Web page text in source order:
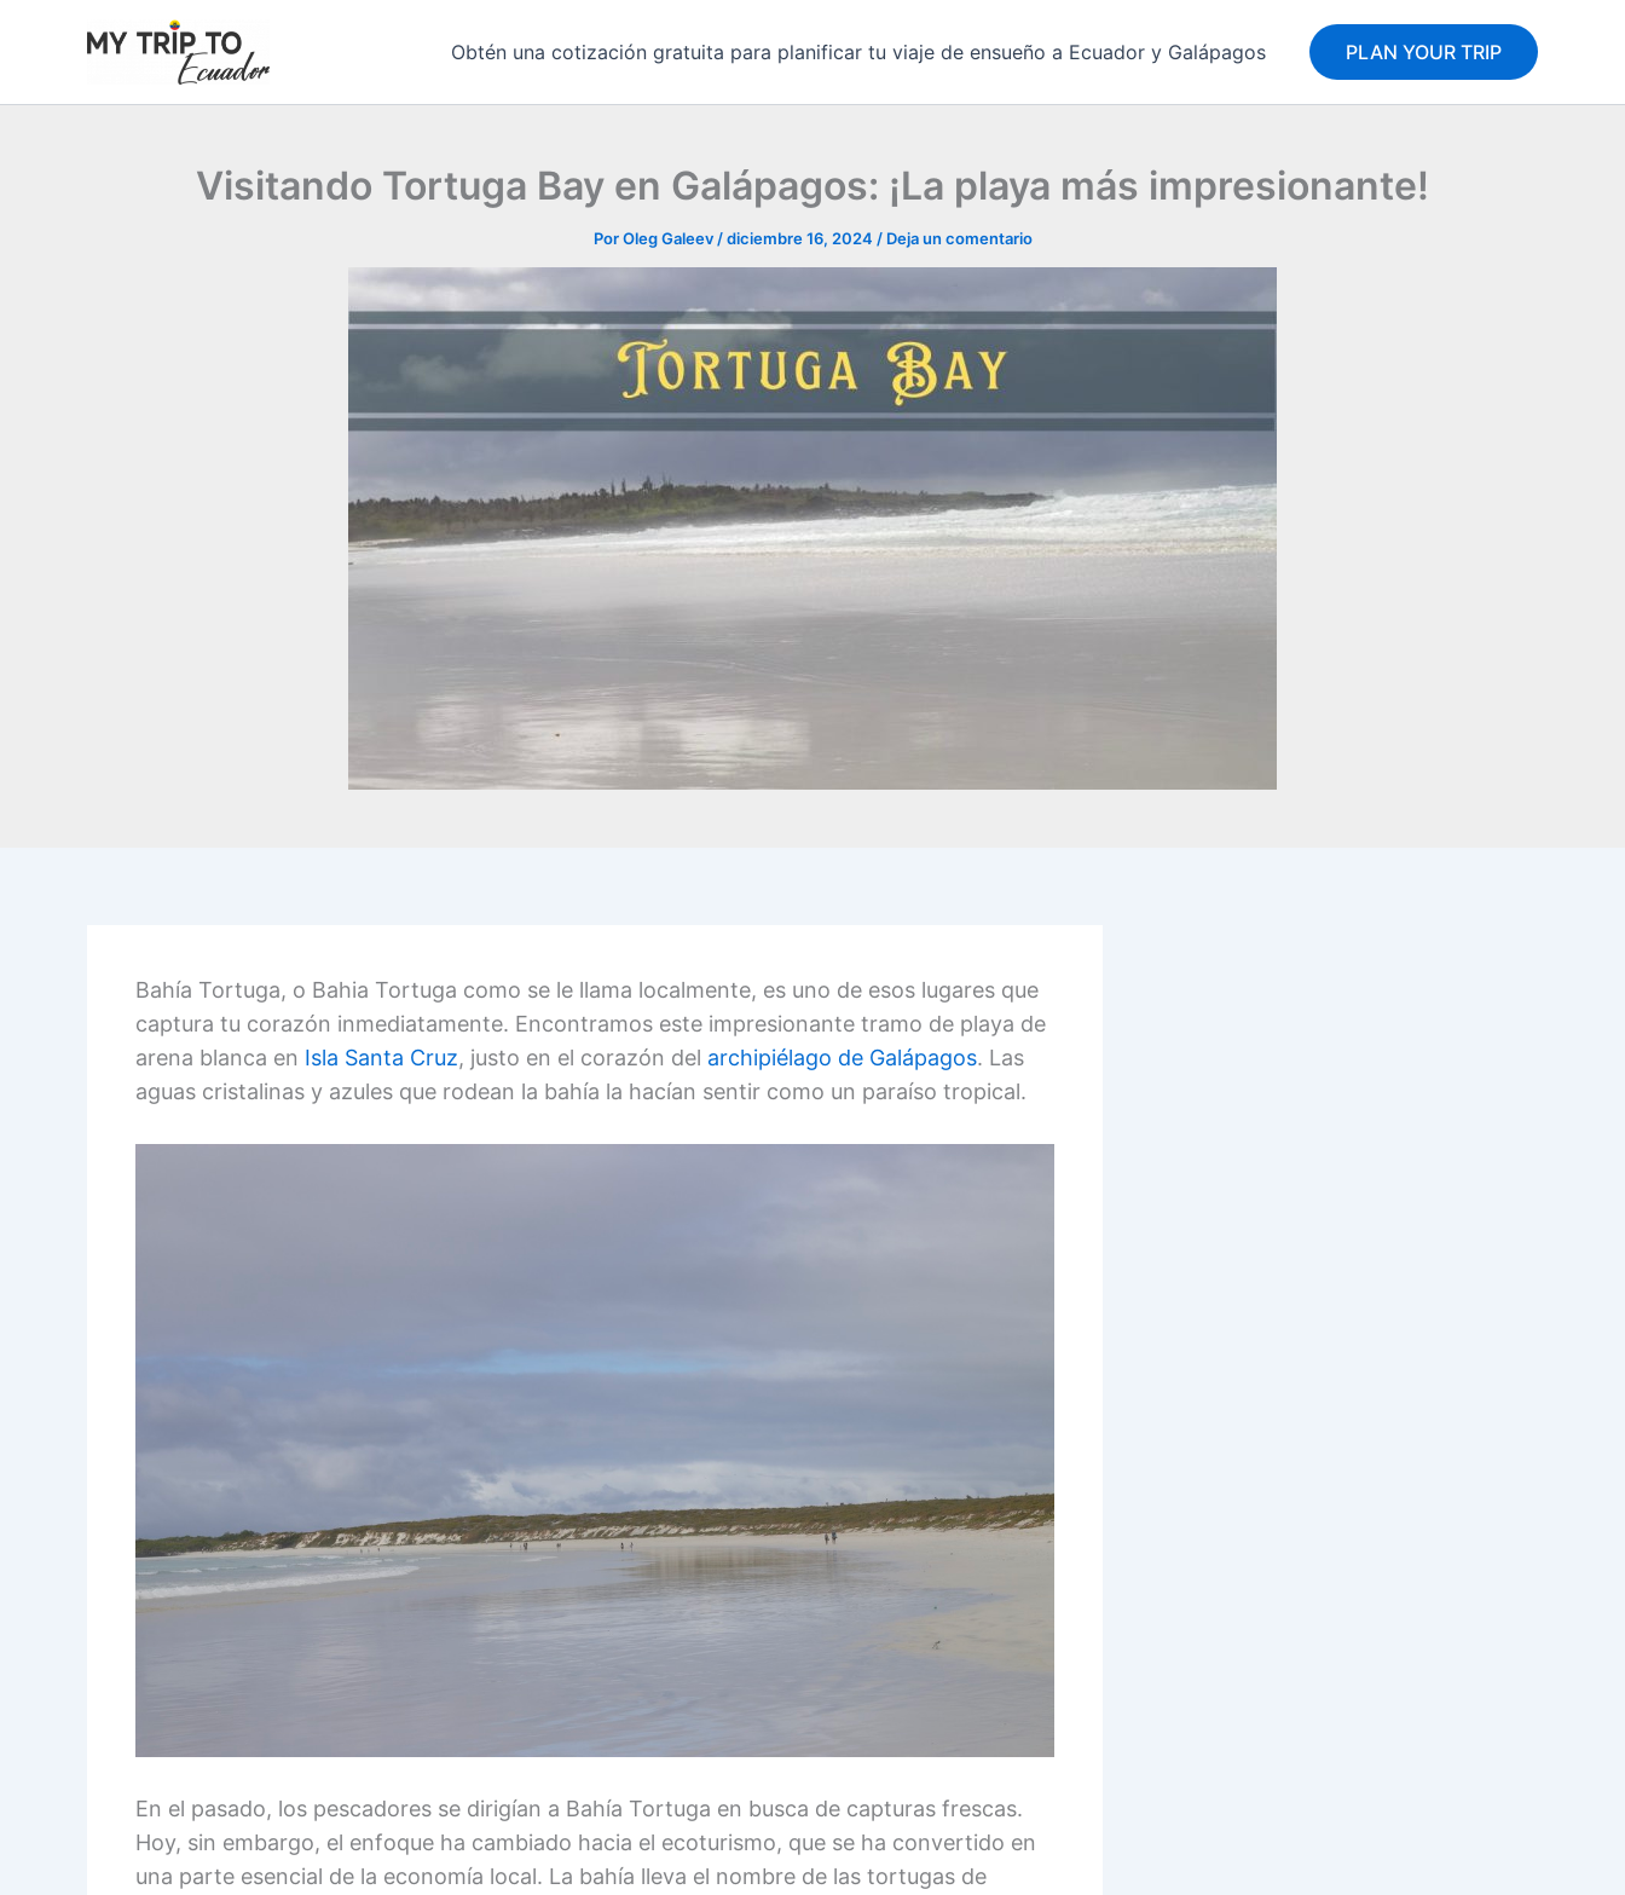
Obtén una cotización gratuita para planificar tu viaje de ensueño a Ecuador y Galápagos PLAN YOUR TRIP
Visitando Tortuga Bay en Galápagos: ¡La playa más impresionante!
PorOleg Galeev/diciembre 16, 2024 / Deja un comentario
Bahía Tortuga, o Bahia Tortuga como se le llama localmente, es uno de esos lugares que
captura tu corazón inmediatamente. Encontramos este impresionante tramo de playa de
arena blanca en Isla Santa Cruz, justo en el corazón del archipiélago de Galápagos. Las
aguas cristalinas y azules que rodean la bahía la hacían sentir como un paraíso tropical.
En el pasado, los pescadores se dirigían a Bahía Tortuga en busca de capturas frescas.
Hoy, sin embargo, el enfoque ha cambiado hacia el ecoturismo, que se ha convertido en
una parte esencial de la economía local. La bahía lleva el nombre de las tortugas de